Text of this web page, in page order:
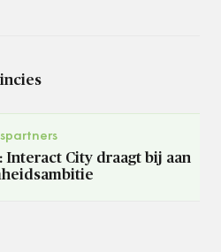
City draagt bij aan